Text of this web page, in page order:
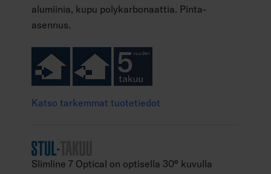
alumiinia, kupu polykarbonaattia. Pinta-
asennus.
Katso tarkemmat tuotetiedot
Slimline 7 Optical on optisella 30° kuvulla